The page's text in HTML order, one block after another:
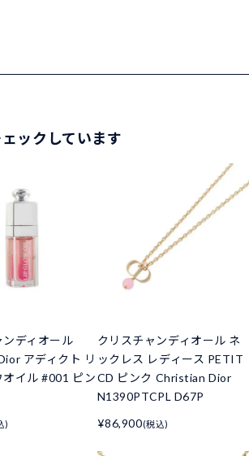
ックしています
ディオール
アディクト リ
オイル #001 ピン
)
クリスチャンディオール ネ
ックレス レディース PETIT
CD ピンク Christian Dior
N1390PTCPL D67P
¥86,900(税込)